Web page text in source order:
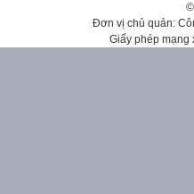
Đơn vị chủ quản:
Giấy phép mạng